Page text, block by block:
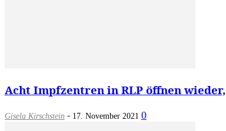
Acht Impfzentren in RLP öffnen
Gisela Kirschstein - 17. November 2021 0